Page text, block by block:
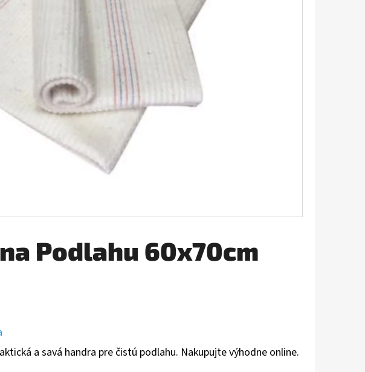
Podlahu 60x70cm
a savá handra pre čistú podlahu. Nakupujte výhodne online.
AJAX NA PODLAHU JASMIN 1L